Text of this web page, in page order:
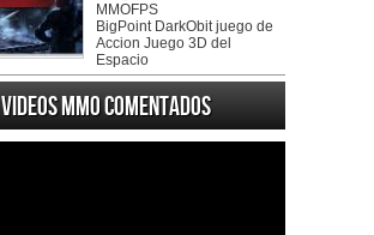
MMOFPS
BigPoint DarkObit juego de
Accion Juego 3D del
Espacio
Videos MMO Comentados